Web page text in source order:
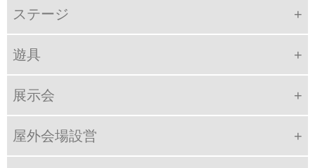
ステージ
遊具
展示会
屋外会場設営